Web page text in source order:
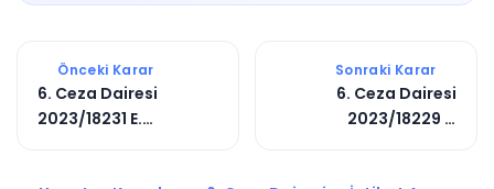
Önceki Karar
6. Ceza Dairesi
2023/18231 E.
Sonraki Karar
6. Ceza Dairesi
2023/18229 E.